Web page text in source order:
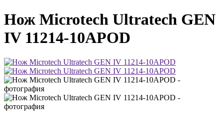
Нож Microtech Ultratech GEN
IV 11214-10APOD